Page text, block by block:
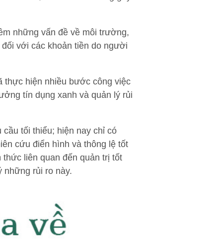
những vấn đề về môi trường,
với các khoản tiền do người
thực hiện nhiều bước công việc
tín dụng xanh và quản lý rủi
tối thiểu; hiện nay chỉ có
cứu điển hình và thông lệ tốt
liên quan đến quản trị tốt
những rủi ro này.